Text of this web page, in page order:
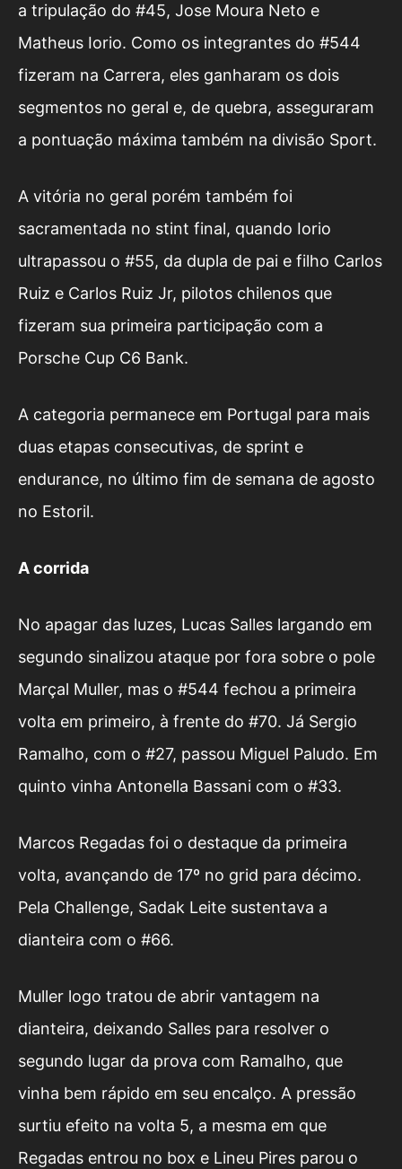
a tripulação do #45, Jose Moura Neto e
Matheus Iorio. Como os integrantes do #544
fizeram na Carrera, eles ganharam os dois
segmentos no geral e, de quebra, asseguraram
a pontuação máxima também na divisão Sport.
A vitória no geral porém também foi
sacramentada no stint final, quando Iorio
ultrapassou o #55, da dupla de pai e filho Carlos
Ruiz e Carlos Ruiz Jr, pilotos chilenos que
fizeram sua primeira participação com a
Porsche Cup C6 Bank.
A categoria permanece em Portugal para mais
duas etapas consecutivas, de sprint e
endurance, no último fim de semana de agosto
no Estoril.
A corrida
No apagar das luzes, Lucas Salles largando em
segundo sinalizou ataque por fora sobre o pole
Marçal Muller, mas o #544 fechou a primeira
volta em primeiro, à frente do #70. Já Sergio
Ramalho, com o #27, passou Miguel Paludo. Em
quinto vinha Antonella Bassani com o #33.
Marcos Regadas foi o destaque da primeira
volta, avançando de 17º no grid para décimo.
Pela Challenge, Sadak Leite sustentava a
dianteira com o #66.
Muller logo tratou de abrir vantagem na
dianteira, deixando Salles para resolver o
segundo lugar da prova com Ramalho, que
vinha bem rápido em seu encalço. A pressão
surtiu efeito na volta 5, a mesma em que
Regadas entrou no box e Lineu Pires parou o